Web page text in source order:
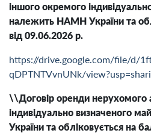
іншого окремого
належить НАМН України та
від 09.06.2026 р.
https://drive.google.com/file/d/
qDPTNTVvnUNk/
\\Договір оренди нерухомого
індивідуально визначеного
України та обліковується на